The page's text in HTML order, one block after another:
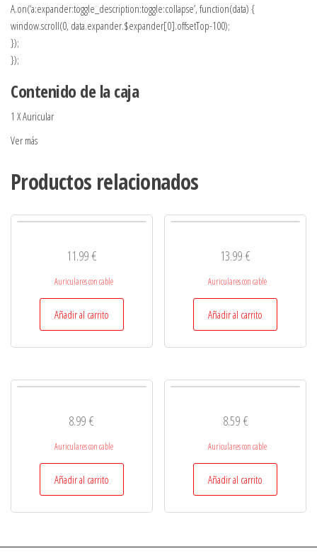
A.on(‘a:expander:toggle_description:toggle:collapse’, function(data) {
window.scroll(0, data.expander.$expander[0].offsetTop-100);
});
});
Contenido de la caja
1 X Auricular
Ver más
Productos relacionados
11.99 €
Auriculares con cable
Añadir al carrito
13.99€
Auriculares con cable
Añadir al carrito
8.99€
Auriculares con cable
Añadir al carrito
8.59 €
Auriculares con cable
Añadir al carrito